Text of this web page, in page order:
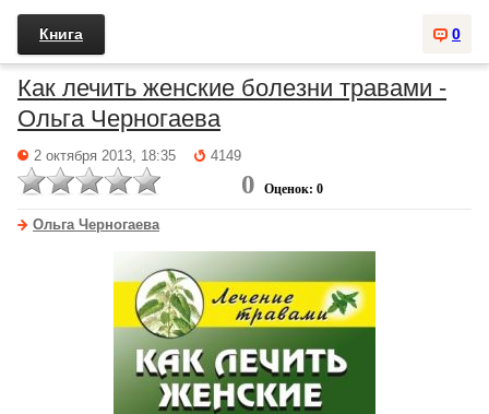
0
Книга
Как лечить женские болезни травами -
Ольга Черногаева
2 октября 2013, 18:35 4149
0 Оценок: 0
Ольга Черногаева